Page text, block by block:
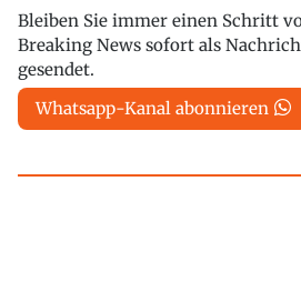
Bleiben Sie immer einen Schritt
Breaking News sofort als
gesendet.
Whatsapp-Kanal abonnieren